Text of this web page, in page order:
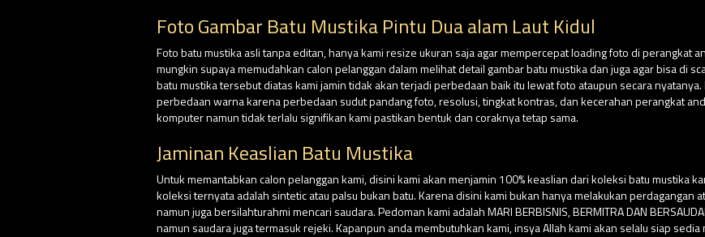
Foto Gambar Batu Mustika Pintu Dua alam Laut Kidul
Foto batu mustika asli tanpa editan, hanya kami resize ukuran saja agar mempercepat loading foto di perangkat
mungkin supaya memudahkan calon pelanggan dalam melihat detail gambar batu mustika dan juga agar bisa di
batu mustika tersebut diatas kami jamin tidak akan terjadi perbedaan baik itu lewat foto ataupun secara
perbedaan warna karena perbedaan sudut pandang foto, resolusi, tingkat kontras, dan kecerahan perangkat
komputer namun tidak terlalu signifikan kami pastikan bentuk dan coraknya tetap sama.
Jaminan Keaslian Batu Mustika
Untuk memantabkan calon pelanggan kami, disini kami akan menjamin 100% keaslian dari koleksi batu mustika
koleksi ternyata adalah sintetic atau palsu bukan batu. Karena disini kami bukan hanya melakukan perdagangan
namun juga bersilahturahmi mencari saudara. Pedoman kami adalah MARI BERBISNIS, BERMITRA DAN
namun saudara juga termasuk rejeki. Kapanpun anda membutuhkan kami, insya Allah kami akan selalu siap sedia